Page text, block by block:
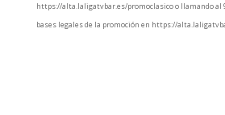
https://alta.laligatvbar.es/promoclasico o llamando al
bases legales de la promoción en https://